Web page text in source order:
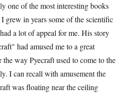
one of the most interesting books
grew in years some of the scientific
a lot of appeal for me. His story
had amused me to a great
way Pyecraft used to come to the
I can recall with amusement the
was floating near the ceiling